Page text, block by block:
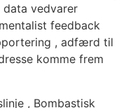
vedvarer
feedback
, adfærd til
komme frem
, Bombastisk